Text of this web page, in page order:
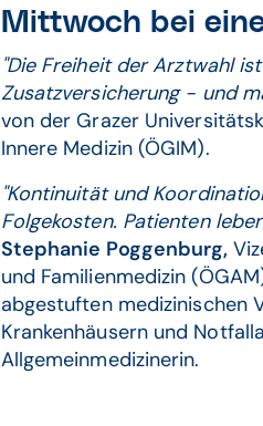
Mittwoch bei
"Die Freiheit der Arztwahl
Zusatzversicherung - und
von der Grazer
Innere Medizin (ÖGIM).
"Kontinuität und
Folgekosten. Patienten
Stephanie Poggenburg,
und Familienmedizin
abgestuften medizinischen
Krankenhäusern und
Allgemeinmedizinerin.